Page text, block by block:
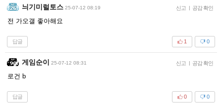
늬기미럴토스 25-07-12 08:19 신고 | 공감 확인
전 가오갤 좋아해요
답글 0
1
게임순이 25-07-12 08:31 신고 | 공감 확인
로건 b
답글 0
0